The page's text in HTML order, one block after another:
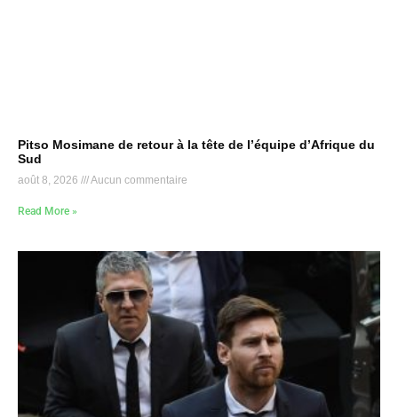
Pitso Mosimane de retour à la tête de l’équipe d’Afrique du
Sud
août 8, 2026 Aucun commentaire
Read More »